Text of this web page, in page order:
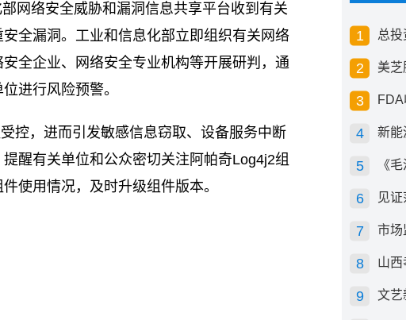
网络安全威胁和漏洞信息共享平台收到有关
全漏洞。工业和信息化部立即组织有关网络
全企业、网络安全专业机构等开展研判，通
进行风险预警。
控，进而引发敏感信息窃取、设备服务中断
醒有关单位和公众密切关注阿帕奇Log4j2组
使用情况，及时升级组件版本。
总投
美芝股
FDA收
新能源
《
见
市场
山西
文艺新